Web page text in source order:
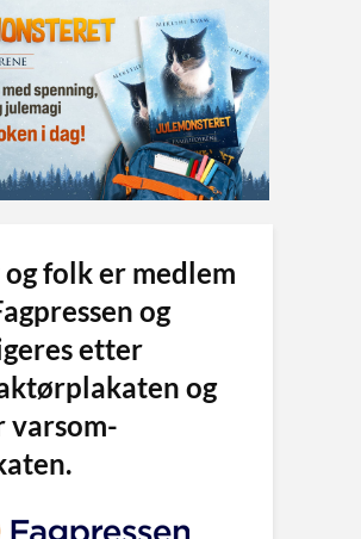
folk er medlem
og
etter
og